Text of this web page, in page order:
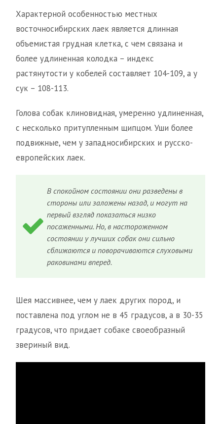
Характерной особенностью местных
восточносибирских лаек является длинная
объемистая грудная клетка, с чем связана и
более удлиненная колодка – индекс
растянутости у кобелей составляет 104-109, а у
сук – 108-113.
Голова собак клиновидная, умеренно удлиненная,
с несколько притупленным щипцом. Уши более
подвижные, чем у западносибирских и русско-
европейских лаек.
В спокойном состоянии они разведены в
стороны или заложены назад, и могут на
первый взгляд показаться низко
посаженными. Но, в настороженном
состоянии у лучших собак они сильно
сближаются и поворачиваются слуховыми
раковинами вперед.
Шея массивнее, чем у лаек других пород, и
поставлена под углом не в 45 градусов, а в 30-35
градусов, что придает собаке своеобразный
звериный вид.